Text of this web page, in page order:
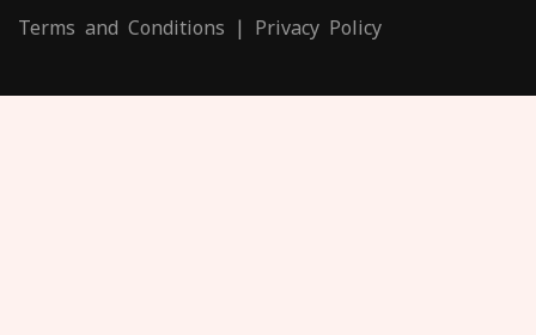
Terms and Conditions | Privacy Policy